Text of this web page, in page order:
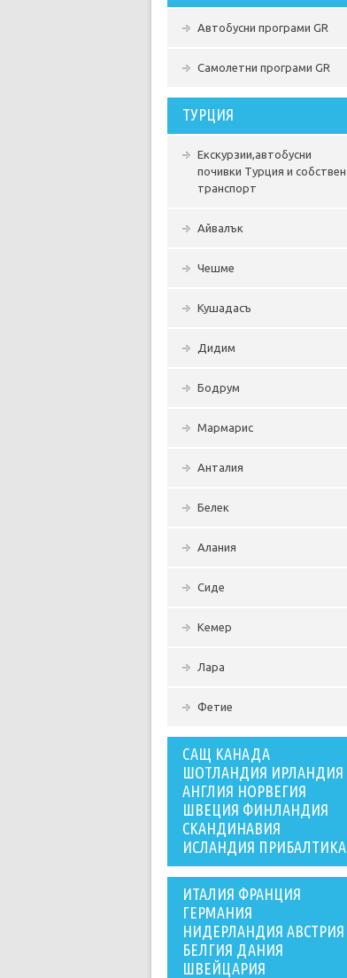
Автобусни програми GR
Самолетни програми GR
ТУРЦИЯ
Екскурзии,автобусни
почивки Турция и собствен
транспорт
Айвалък
Чешме
Кушадасъ
Дидим
Бодрум
Мармарис
Анталия
Белек
Алания
Сиде
Кемер
Лара
Фетие
САЩ КАНАДА
ШОТЛАНДИЯ ИРЛАНДИЯ
АНГЛИЯ НОРВЕГИЯ
ШВЕЦИЯ ФИНЛАНДИЯ
СКАНДИНАВИЯ
ИСЛАНДИЯ ПРИБАЛТИКА
ИТАЛИЯ ФРАНЦИЯ
ГЕРМАНИЯ
НИДЕРЛАНДИЯ АВСТРИЯ
БЕЛГИЯ ДАНИЯ
ШВЕЙЦАРИЯ